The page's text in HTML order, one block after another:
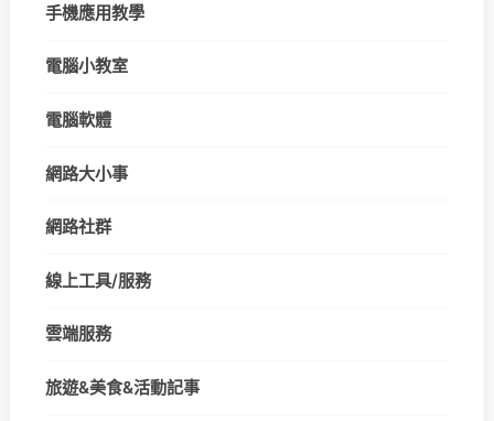
手機應用教學
電腦小教室
電腦軟體
網路大小事
網路社群
線上工具/服務
雲端服務
旅遊&美食&活動記事